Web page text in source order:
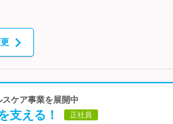
ケア事業を展開中
支える！ 正社員